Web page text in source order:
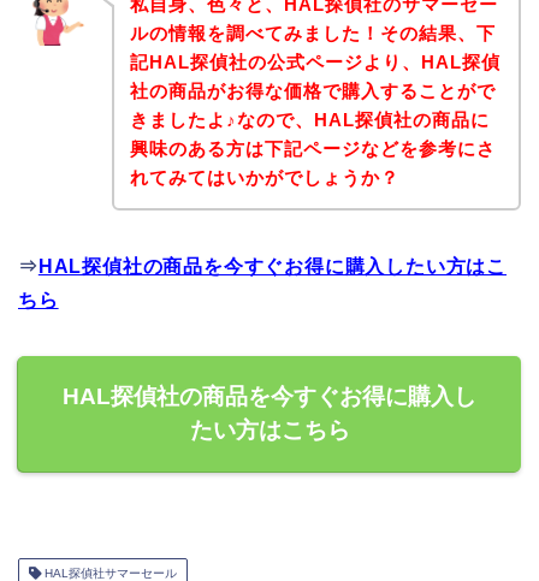
私自身、色々と、HAL探偵社のサマーセー
ルの情報を調べてみました！その結果、下
記HAL探偵社の公式ページより、HAL探偵
社の商品がお得な価格で購入することがで
きましたよ♪なので、HAL探偵社の商品に
興味のある方は下記ページなどを参考にさ
れてみてはいかがでしょうか？
⇒ HAL探偵社の商品を今すぐお得に購入したい方はこ
ちら
HAL探偵社の商品を今すぐお得に購入し
たい方はこちら
HAL探偵社サマーセール